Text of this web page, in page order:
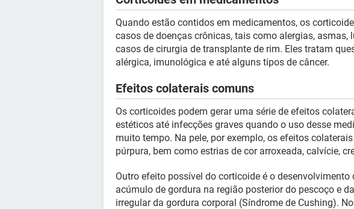
Quando estão contidos em medicamentos, os
casos de doenças crônicas, tais como alergias, asmas,
casos de cirurgia de transplante de rim. Eles tratam
alérgica, imunológica e até alguns tipos de câncer.
Efeitos colaterais comuns
Os corticoides podem gerar uma série de efeitos
estéticos até infecções graves quando o uso desse
muito tempo. Na pele, por exemplo, os efeitos
púrpura, bem como estrias de cor arroxeada, calvície,
Outro efeito possível do corticoide é o desenvolvimento
acúmulo de gordura na região posterior do pescoço e
irregular da gordura corporal (Síndrome de Cushing).